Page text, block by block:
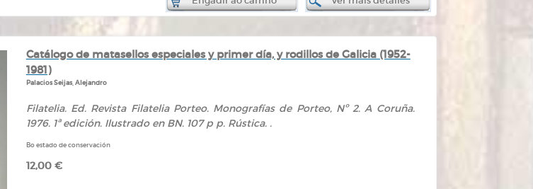
Catálogo de matasellos especiales y primer día, y rodillos de Galicia (1952-
1981)
Palacios Seijas, Alejandro
Filatelia. Ed. Revista Filatelia Porteo. Monografías de Porteo, Nº 2. A Coruña.
1976. 1ª edición. Ilustrado en BN. 107 p p. Rústica. .
Bo estado de conservación
12,00 €